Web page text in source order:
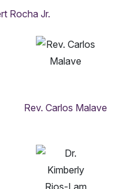
Rocha Jr.
Rev. Carlos Malave